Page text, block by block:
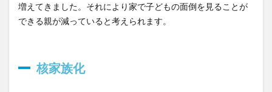
増えてきました。それにより家で子どもの面倒を見ることが
できる親が減っていると考えられます。
核家族化